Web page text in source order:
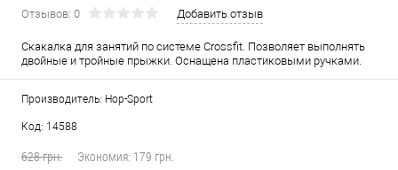
Отзывов: 0 Добавить отзыв
Скакалка для занятий по системе Crossfit. Позволяет выполнять
двойные и тройные прыжки. Оснащена пластиковыми ручками.
Производитель: Hop-Sport
Код: 14588
628 грн. Экономия: 179 грн.